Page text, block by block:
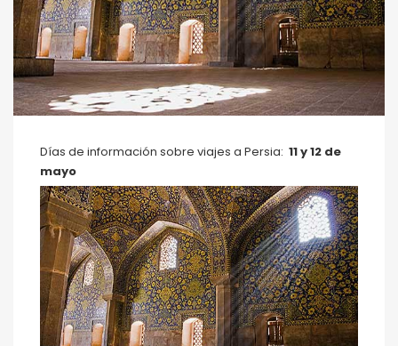
Días de información sobre viajes a Persia: 11 y 12 de
mayo